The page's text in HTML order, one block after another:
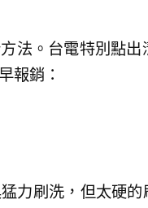
法。台電特別點出
報銷：
力刷洗，但太硬